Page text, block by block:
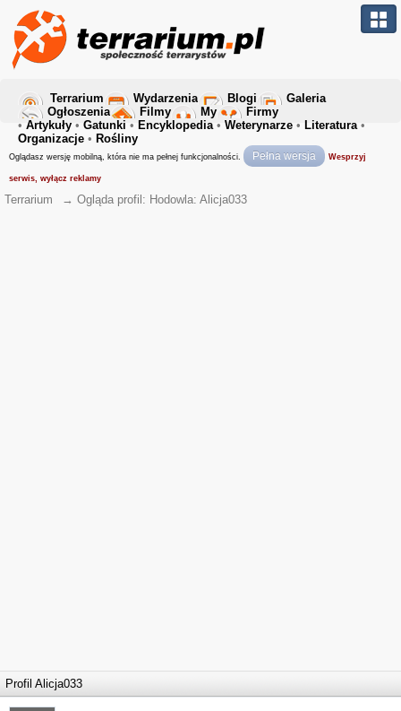
Terrarium Wydarzenia Blogi
Galeria
Ogłoszenia
Filmy My
Firmy
• Artykuły • Gatunki • Encyklopedia• Weterynarze • Literatura•
Organizacje • Rośliny
Oglądasz wersję mobilną, która nie ma pełnej funkcjonalności. Pełna wersja Wesprzyj
serwis, wyłącz reklamy
Terrarium → Ogląda profil: Hodowla: Alicja033
Profil Alicja033